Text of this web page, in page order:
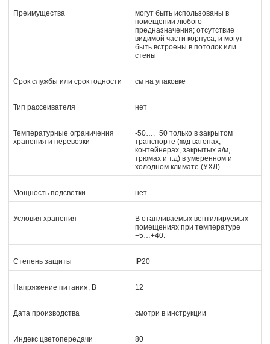
Преимущества
могут быть использованы в
помещении любого
предназначения; отсутствие
видимой части корпуса, и могут
быть встроены в потолок или
стены
Срок службы или срок годности см на упаковке
Тип рассеивателя нет
Температурные ограничения
хранения и перевозки
-50….+50 только в закрытом
транспорте (ж/д вагонах,
контейнерах, закрытых а/м,
трюмах и т.д) в умеренном и
холодном климате (УХЛ)
Мощность подсветки нет
Условия хранения
В отапливаемых вентилируемых
помещениях при температуре
+5…+40.
Степень защиты IP20
Напряжение питания, В 12
Дата производства смотри в инструкции
Индекс цветопередачи 80